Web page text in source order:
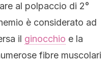
al polpaccio di 2°
è considerato ad
il ginocchio e la
fibre muscolari